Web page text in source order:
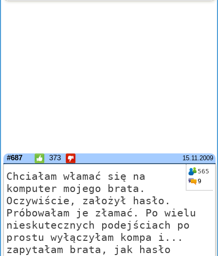
15.11.2009
#687 373
565
9
Chciałam włamać się na
komputer mojego brata.
Oczywiście, założył hasło.
Próbowałam je złamać. Po wielu
nieskutecznych podejściach po
prostu wyłączyłam kompa i...
zapytałam brata, jak hasło